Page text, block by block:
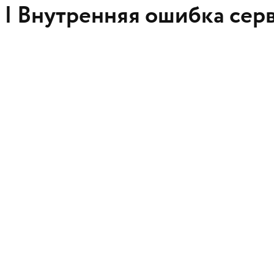
Внутренняя ошибка